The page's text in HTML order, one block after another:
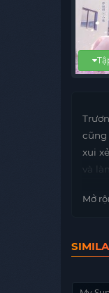
cũng
xui
và
Mở